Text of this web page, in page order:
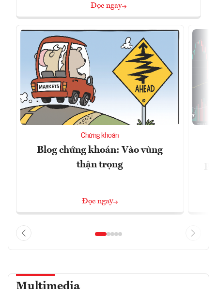
Đọc ngay
Chứng khoán
Blog chứng khoán: Vào vùng
thận trọng
Đọc ngay
Multimedia